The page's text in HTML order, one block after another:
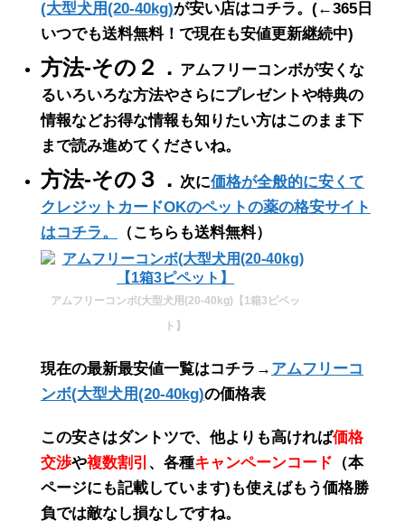
(大型犬用(20-40kg)が安い店はコチラ。 (←365日
いつでも送料無料！で現在も安値更新継続中)
方法-その２． アムフリーコンボが安くな
るいろいろな方法やさらにプレゼントや特典の
情報などお得な情報も知りたい方はこのまま下
まで読み進めてくださいね。
方法-その３． 次に価格が全般的に安くて
クレジットカードOKのペットの薬の格安サイト
はコチラ。
（こちらも送料無料）
アムフリーコンボ(大型犬用(20-40kg)【1箱3ピペッ
ト】
現在の最新最安値一覧はコチラ→ アムフリーコ
ンボ(大型犬用(20-40kg)の価格表
この安さはダントツで、他よりも高ければ価格
交渉や複数割引 、各種キャンペーンコード （本
ページにも記載しています)も使えばもう価格勝
負では敵なし損なしですね。